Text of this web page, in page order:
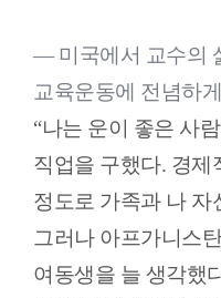
― 미국에서 교수의
교육운동에 전념하
“나는 운이 좋은 사
직업을 구했다. 경제
정도로 가족과 나 자
그러나 아프가니스
여동생을 늘 생각했